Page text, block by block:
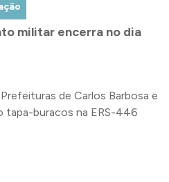
militar encerra no dia